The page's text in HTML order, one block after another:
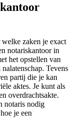
zaken je exact
notariskantoor in
het opstellen van
Tevens
partij die je kan
aktes. Je kunt als
overdrachtsakte.
notaris nodig
je een